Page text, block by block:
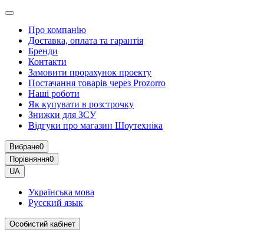
Про компанію
Доставка, оплата та гарантія
Бренди
Контакти
Замовити прорахунок проекту
Постачання товарів через Prozorro
Наші роботи
Як купувати в розстрочку
Знижки для ЗСУ
Відгуки про магазин Шоутехнiка
Вибране0
Порівняння0
UA
Українська мова
Русский язык
Особистий кабінет